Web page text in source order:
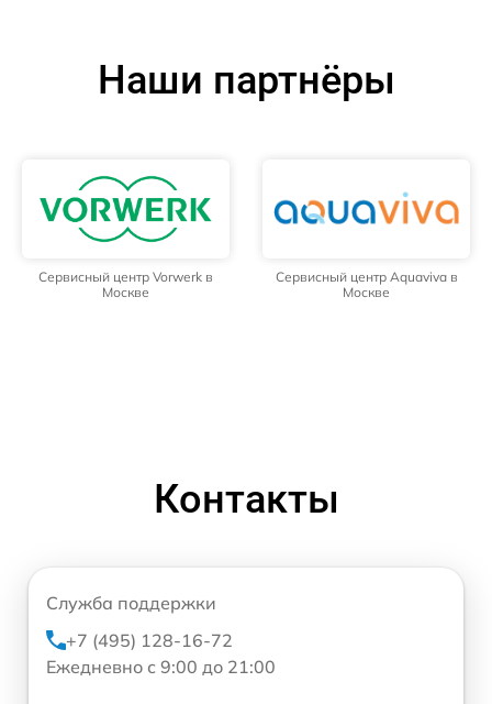
Наши партнёры
Сервисный центр Vorwerk в
Москве
Сервисный центр Aquaviva в
Москве
Контакты
Служба поддержки
+7 (495) 128-16-72
Ежедневно с 9:00 до 21:00